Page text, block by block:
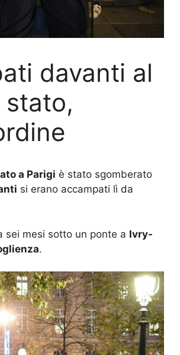
davanti al
a Parigi è stato sgomberato
si erano accampati lì da
sei mesi sotto un ponte a Ivry-
.